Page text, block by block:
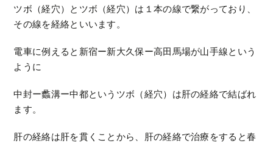
ツボ（経穴）とツボ（経穴）は１本の線で繋がっており、
その線を経絡といいます。
電車に例えると新宿ー新大久保ー高田馬場が山手線という
ように
中封ー蠡溝ー中都というツボ（経穴）は肝の経絡で結ばれ
ます。
肝の経絡は肝を貫くことから、肝の経絡で治療をすると春